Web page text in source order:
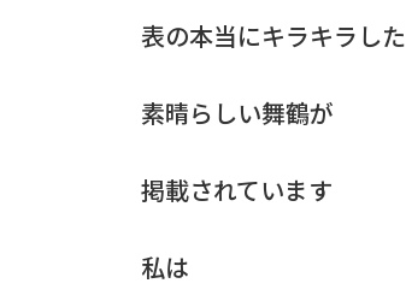
表の本当にキラキラした
素晴らしい舞鶴が
掲載されています
私は